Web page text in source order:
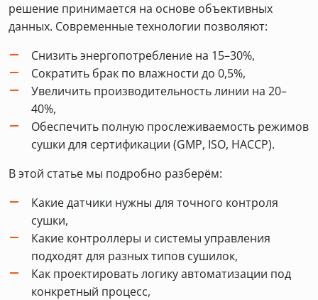
решение принимается на основе объективных
данных. Современные технологии позволяют:
Снизить энергопотребление на 15–30%,
Сократить брак по влажности до 0,5%,
Увеличить производительность линии на 20–
40%,
Обеспечить полную прослеживаемость режимов
сушки для сертификации (GMP, ISO, HACCP).
В этой статье мы подробно разберём:
Какие датчики нужны для точного контроля
сушки,
Какие контроллеры и системы управления
подходят для разных типов сушилок,
Как проектировать логику автоматизации под
конкретный процесс,